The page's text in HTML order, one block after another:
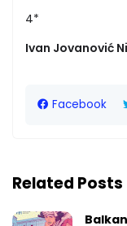
4*
Ivan Jovanović
Facebook
Related Posts